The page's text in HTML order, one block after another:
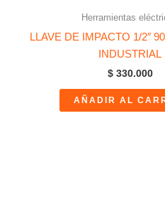
Herramientas
LLAVE DE IMPACTO 1/2″
INDUSTRIAL
$330.000
AÑADIR AL